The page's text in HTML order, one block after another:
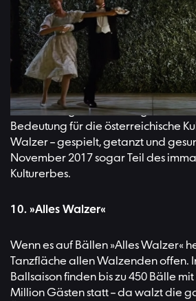
9. … zum Weltkulturerbe
Neben dem Wiener Walzer gibt es
den »Pariser Walzer« oder den
russischen Walzer. Und natürlich
Waltz«. Wegen seiner langen
Bedeutung für die österreichische
Walzer – gespielt, getanzt und
November 2017 sogar Teil des
Kulturerbes.
10. »Alles Walzer«
Wenn es auf Bällen »Alles Walzer«
Tanzfläche allen Walzenden offen.
Ballsaison finden bis zu 450 Bälle
Million Gästen statt – da walzt die